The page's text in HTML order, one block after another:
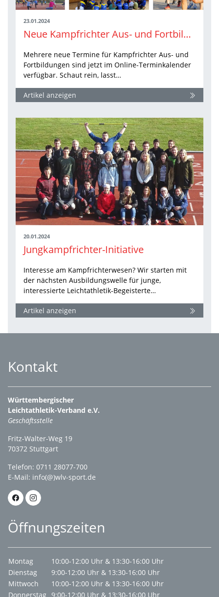
23.01.2024
Neue Kampfrichter Aus- und Fortbildungstermine sind online
Mehrere neue Termine für Kampfrichter Aus- und
Fortbildungen sind jetzt im Online-Terminkalender
verfügbar. Schaut rein, lasst…
Artikel anzeigen
20.01.2024
Jungkampfrichter-Initiative
Interesse am Kampfrichterwesen? Wir starten mit
der nächsten Ausbildungswelle für junge,
interessierte Leichtathletik-Begeisterte…
Artikel anzeigen
Kontakt
Württembergischer
Leichtathletik-Verband e.V.
Geschäftsstelle
Fritz-Walter-Weg 19
70372 Stuttgart
Telefon: 0711 28077-700
E-Mail: info(@)wlv-sport.de
Öffnungszeiten
Montag
10:00-12:00 Uhr & 13:30-16:00 Uhr
Dienstag
9:00-12:00 Uhr & 13:30-16:00 Uhr
Mittwoch
10:00-12:00 Uhr & 13:30-16:00 Uhr
Donnerstag 9:00-12:00 Uhr & 13:30-16:00 Uhr